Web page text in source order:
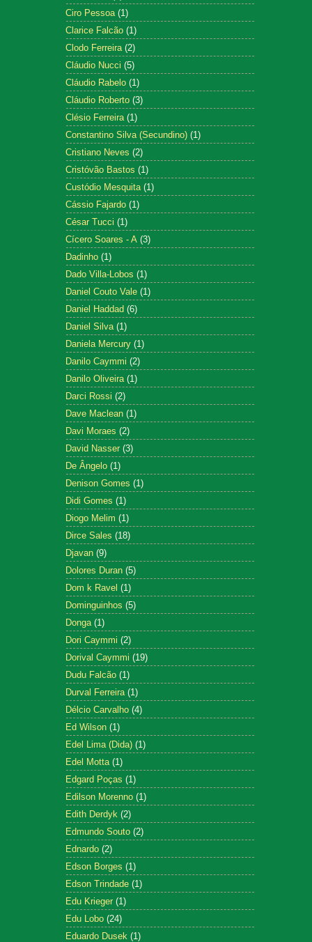
Ciro Pessoa (1)
Clarice Falcão (1)
Clodo Ferreira (2)
Cláudio Nucci (5)
Cláudio Rabelo (1)
Cláudio Roberto (3)
Clésio Ferreira (1)
Constantino Silva (Secundino) (1)
Cristiano Neves (2)
Cristóvão Bastos (1)
Custódio Mesquita (1)
Cássio Fajardo (1)
César Tucci (1)
Cícero Soares - A (3)
Dadinho (1)
Dado Villa-Lobos (1)
Daniel Couto Vale (1)
Daniel Haddad (6)
Daniel Silva (1)
Daniela Mercury (1)
Danilo Caymmi (2)
Danilo Oliveira (1)
Darci Rossi (2)
Dave Maclean (1)
Davi Moraes (2)
David Nasser (3)
De Ângelo (1)
Denison Gomes (1)
Didi Gomes (1)
Diogo Melim (1)
Dirce Sales (18)
Djavan (9)
Dolores Duran (5)
Dom k Ravel (1)
Dominguinhos (5)
Donga (1)
Dori Caymmi (2)
Dorival Caymmi (19)
Dudu Falcão (1)
Durval Ferreira (1)
Délcio Carvalho (4)
Ed Wilson (1)
Edel Lima (Dida) (1)
Edel Motta (1)
Edgard Poças (1)
Edilson Morenno (1)
Edith Derdyk (2)
Edmundo Souto (2)
Ednardo (2)
Edson Borges (1)
Edson Trindade (1)
Edu Krieger (1)
Edu Lobo (24)
Eduardo Dusek (1)